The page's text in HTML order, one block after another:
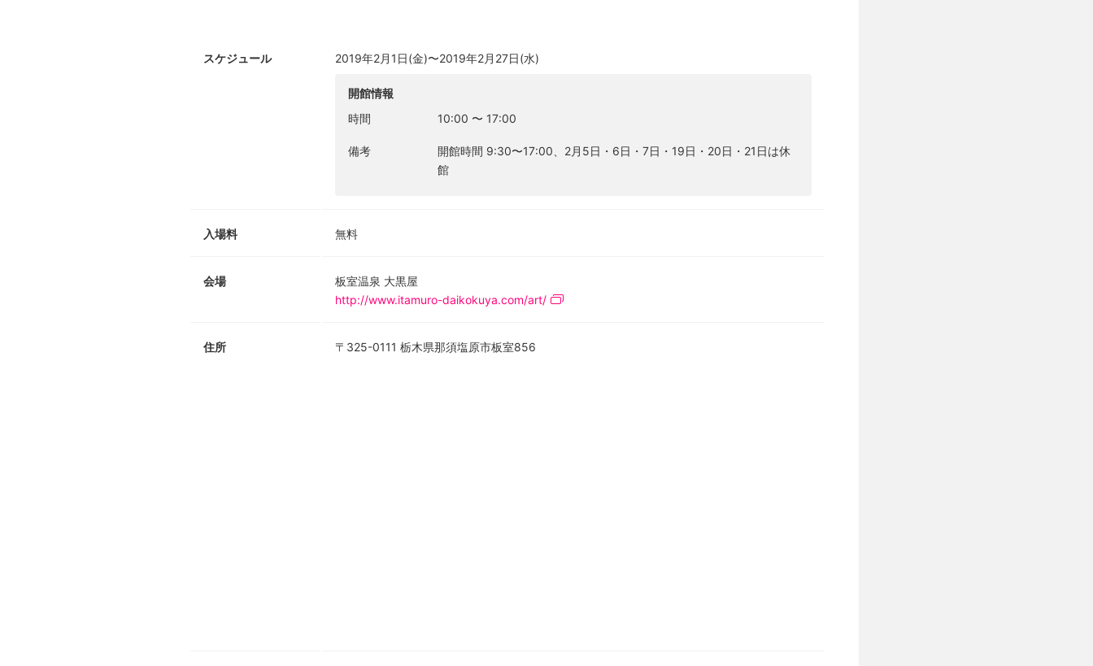
スケジュール 2019年2月1日(金)〜2019年2月27日(水)
開館情報
時間
10:00 〜 17:00
備考
開館時間 9:30〜17:00、2月5日・6日・7日・19日・20日・21日は休
館
入場料 無料
会場
板室温泉 大黒屋
http://www.itamuro-daikokuya.com/art/
住所 〒325-0111 栃木県那須塩原市板室856